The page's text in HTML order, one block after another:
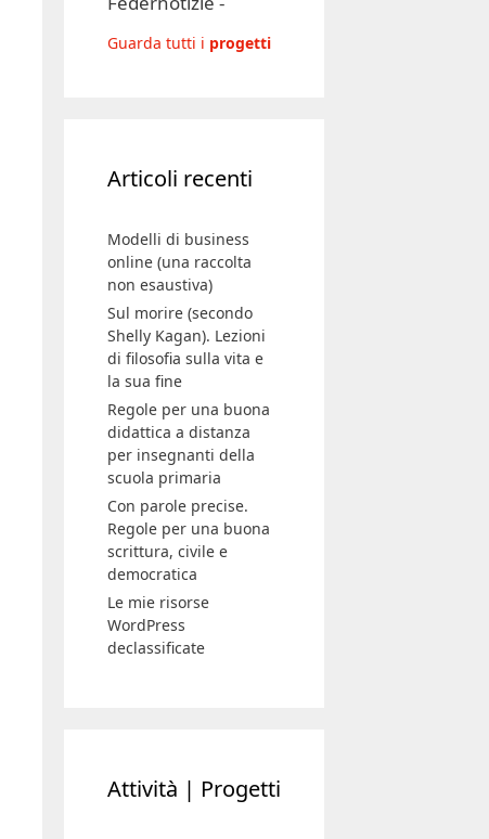
Guarda tutti i progetti
Articoli recenti
Modelli di business
online (una raccolta
non esaustiva)
Sul morire (secondo
Shelly Kagan). Lezioni
di filosofia sulla vita e
la sua fine
Regole per una buona
didattica a distanza
per insegnanti della
scuola primaria
Con parole precise.
Regole per una buona
scrittura, civile e
democratica
Le mie risorse
WordPress
declassificate
Attività | Progetti